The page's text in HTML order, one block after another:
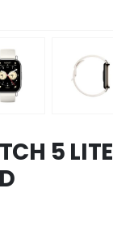
5 LITE